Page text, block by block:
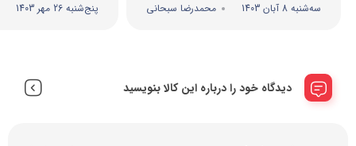
سه‌شنبه 8 آبان 1403 محمدرضا سبحانی پنج‌شنبه 26 مهر 1403
دیدگاه خود را درباره این کالا بنویسید